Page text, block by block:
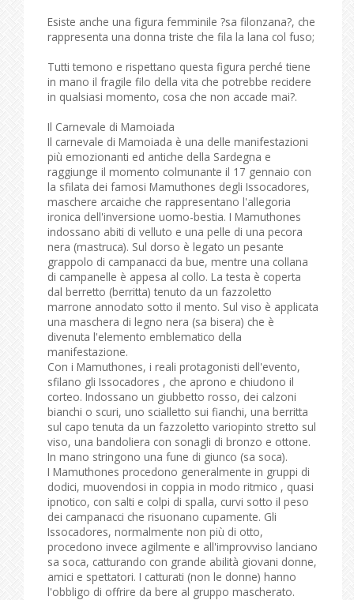
Esiste anche una figura femminile ?sa filonzana?, che
rappresenta una donna triste che fila la lana col fuso;
Tutti temono e rispettano questa figura perché tiene
in mano il fragile filo della vita che potrebbe recidere
in qualsiasi momento, cosa che non accade mai?.
Il Carnevale di Mamoiada
Il carnevale di Mamoiada è una delle manifestazioni
più emozionanti ed antiche della Sardegna e
raggiunge il momento colmunante il 17 gennaio con
la sfilata dei famosi Mamuthones degli Issocadores,
maschere arcaiche che rappresentano l'allegoria
ironica dell'inversione uomo-bestia. I Mamuthones
indossano abiti di velluto e una pelle di una pecora
nera (mastruca). Sul dorso è legato un pesante
grappolo di campanacci da bue, mentre una collana
di campanelle è appesa al collo. La testa è coperta
dal berretto (berritta) tenuto da un fazzoletto
marrone annodato sotto il mento. Sul viso è applicata
una maschera di legno nera (sa bisera) che è
divenuta l'elemento emblematico della
manifestazione.
Con i Mamuthones, i reali protagonisti dell'evento,
sfilano gli Issocadores , che aprono e chiudono il
corteo. Indossano un giubbetto rosso, dei calzoni
bianchi o scuri, uno scialletto sui fianchi, una berritta
sul capo tenuta da un fazzoletto variopinto stretto sul
viso, una bandoliera con sonagli di bronzo e ottone.
In mano stringono una fune di giunco (sa soca).
I Mamuthones procedono generalmente in gruppi di
dodici, muovendosi in coppia in modo ritmico , quasi
ipnotico, con salti e colpi di spalla, curvi sotto il peso
dei campanacci che risuonano cupamente. Gli
Issocadores, normalmente non più di otto,
procedono invece agilmente e all'improvviso lanciano
sa soca, catturando con grande abilità giovani donne,
amici e spettatori. I catturati (non le donne) hanno
l'obbligo di offrire da bere al gruppo mascherato.